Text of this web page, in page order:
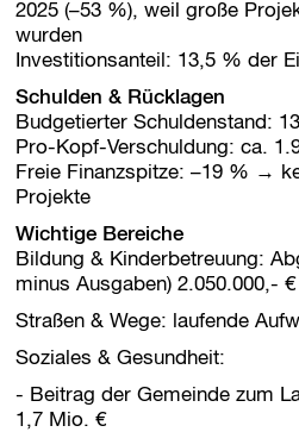
2025 (–53 %), weil große
wurden
Investitionsanteil: 13,5 % der
Schulden & Rücklagen
Budgetierter Schuldenstand:
Pro-Kopf-Verschuldung: ca.
Freie Finanzspitze: –19 % →
Projekte
Wichtige Bereiche
Bildung & Kinderbetreuung:
minus Ausgaben) 2.050.000,- €
Straßen & Wege: laufende
Soziales & Gesundheit:
- Beitrag der Gemeinde zum
1,7 Mio. €